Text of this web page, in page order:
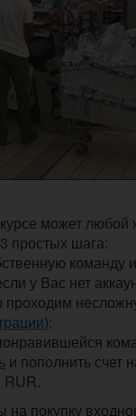
может
простых шага:
команду
у Вас нет
проходим
);
и пополнить счет
RUR.
на покупку